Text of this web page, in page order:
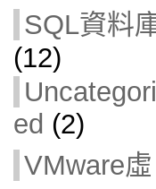
SQL資料
(12)
ed (2)
VMware虛